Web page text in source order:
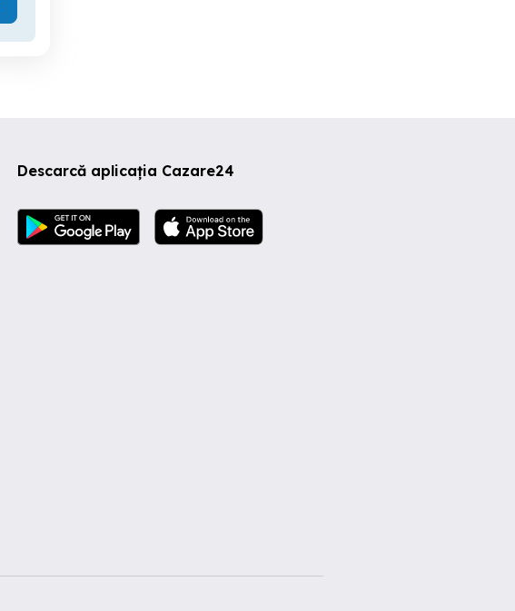
Descarcă aplicația Cazare24